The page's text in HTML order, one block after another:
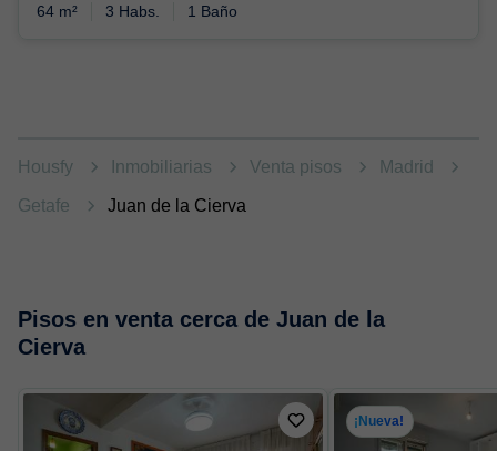
64 m² 3 Habs. 1 Baño
Housfy Inmobiliarias Venta pisos Madrid
Getafe Juan de la Cierva
Pisos en venta cerca de Juan de la
Cierva
¡Nueva!